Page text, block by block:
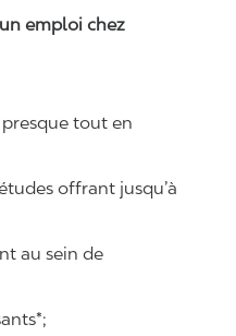
emploi chez
presque tout en
offrant jusqu’à
au sein de